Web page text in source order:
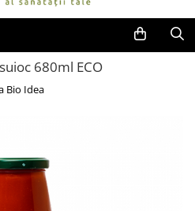
680ml ECO
Bio Idea